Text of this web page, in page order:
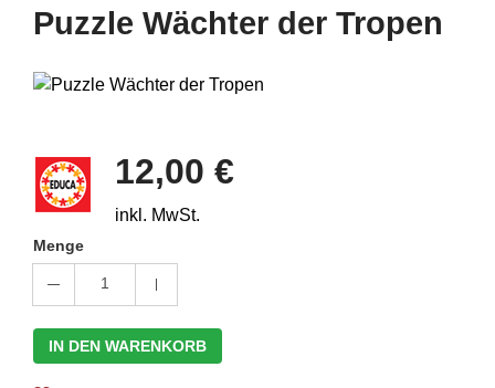
Puzzle Wächter der Tropen
12,00 €
inkl. MwSt.
Menge
1
IN DEN WARENKORB